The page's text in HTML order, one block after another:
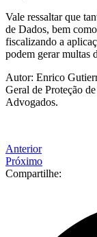
Vale ressaltar que
de Dados, bem
fiscalizando a
podem gerar multas
Autor: Enrico
Geral de Proteção
Advogados.
Anterior
Próximo
Compartilhe: